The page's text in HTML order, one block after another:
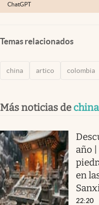
ChatGPT
Temas relacionados
china artico colombia
Más noticias de china
año
en
22:20